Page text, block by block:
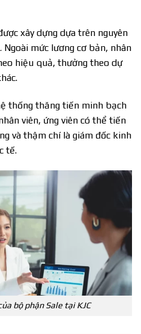
xây dựng dựa trên nguyên
mức lương cơ bản, nhân
hiệu quả, thưởng theo dự
thống thăng tiến minh bạch
viên, ứng viên có thể tiến
và thậm chí là giám đốc kinh
tế.
bộ phận Sale tại KJC